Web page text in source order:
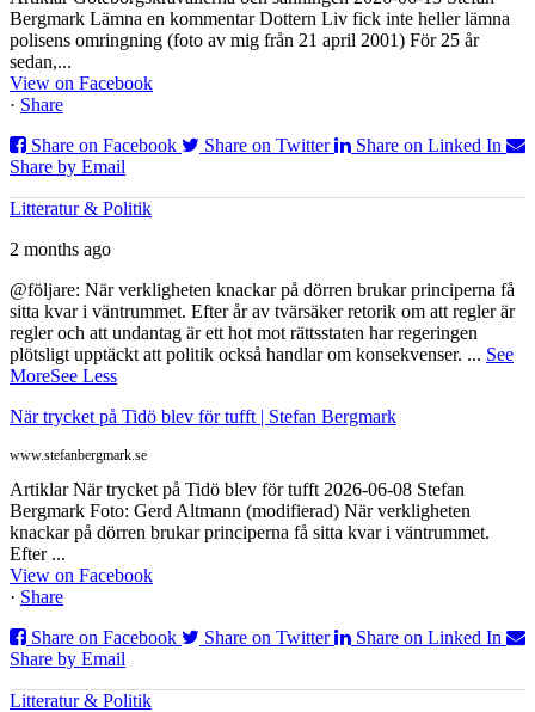
Bergmark Lämna en kommentar Dottern Liv fick inte heller lämna
polisens omringning (foto av mig från 21 april 2001) För 25 år
sedan,...
View on Facebook
· Share
Share on Facebook
Share on Twitter
Share on Linked In
Share by Email
Litteratur & Politik
2 months ago
@följare: När verkligheten knackar på dörren brukar principerna få
sitta kvar i väntrummet. Efter år av tvärsäker retorik om att regler är
regler och att undantag är ett hot mot rättsstaten har regeringen
plötsligt upptäckt att politik också handlar om konsekvenser. ... See
MoreSee Less
När trycket på Tidö blev för tufft | Stefan Bergmark
www.stefanbergmark.se
Artiklar När trycket på Tidö blev för tufft 2026-06-08 Stefan
Bergmark Foto: Gerd Altmann (modifierad) När verkligheten
knackar på dörren brukar principerna få sitta kvar i väntrummet.
Efter ...
View on Facebook
· Share
Share on Facebook
Share on Twitter
Share on Linked In
Share by Email
Litteratur & Politik